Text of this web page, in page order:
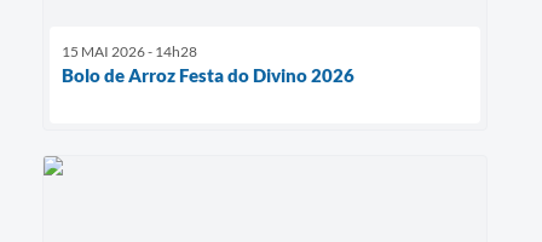
15 MAI 2026 - 14h28
Bolo de Arroz Festa do Divino 2026